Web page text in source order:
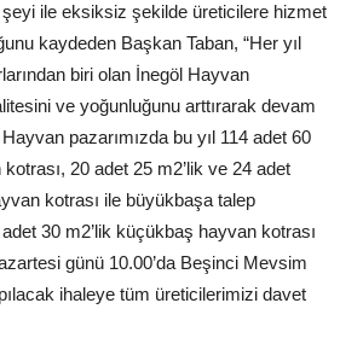
ile eksiksiz şekilde üreticilere hizmet
kaydeden Başkan Taban, “Her yıl
biri olan İnegöl Hayvan
ve yoğunluğunu arttırarak devam
pazarımızda bu yıl 114 adet 60
20 adet 25 m2’lik ve 24 adet
kotrası ile büyükbaşa talep
30 m2’lik küçükbaş hayvan kotrası
günü 10.00’da Beşinci Mevsim
ihaleye tüm üreticilerimizi davet